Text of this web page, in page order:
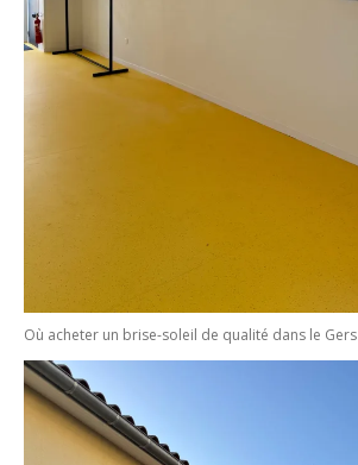
Où acheter un brise-soleil de qualité dans le Gers